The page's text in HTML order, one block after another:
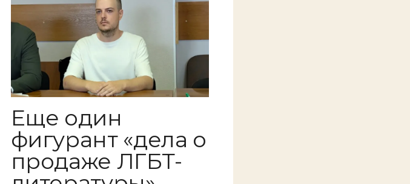
Еще один
фигурант «дела о
продаже ЛГБТ-